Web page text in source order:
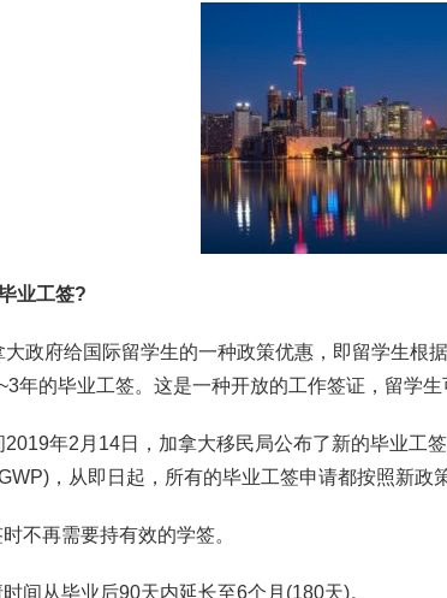
业工签?
政府给国际留学生的一种政策优惠，即留学生根
年的毕业工签。这是一种开放的工作签证，留学生
2019年2月14日，加拿大移民局公布了新的毕业工
，从即日起，所有的毕业工签申请都按照新政
不再需要持有效的学签。
间从毕业后90天内延长至6个月(180天)。